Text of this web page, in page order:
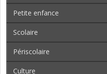
Petite enfance
Scolaire
Périscolaire
Culture